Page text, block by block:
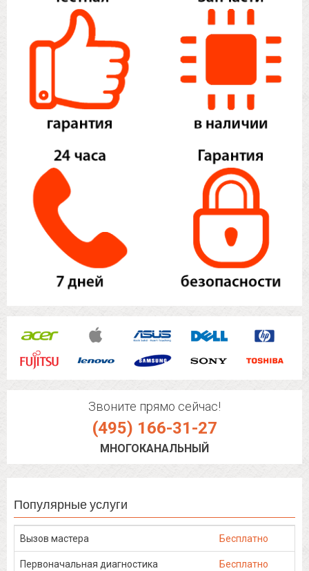
Звоните прямо сейчас!
(495) 166-31-27
МНОГОКАНАЛЬНЫЙ
Популярные услуги
Вызов мастера Бесплатно
Первоначальная диагностика Бесплатно